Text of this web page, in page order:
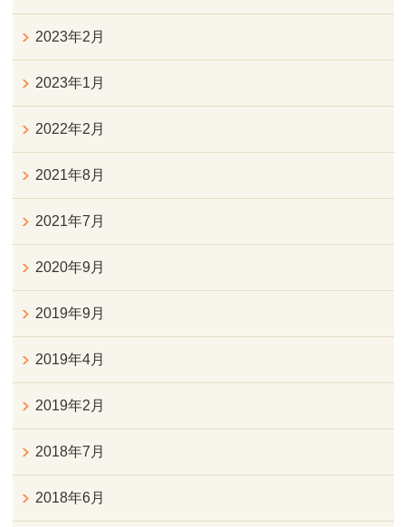
2023年2月
2023年1月
2022年2月
2021年8月
2021年7月
2020年9月
2019年9月
2019年4月
2019年2月
2018年7月
2018年6月